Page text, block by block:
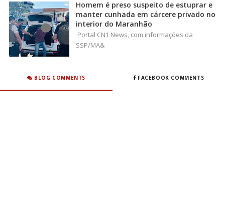
Homem é preso suspeito de estuprar e
manter cunhada em cárcere privado no
interior do Maranhão
Portal CN1 News, com informações da
SSP/MA&
BLOG COMMENTS FACEBOOK COMMENTS